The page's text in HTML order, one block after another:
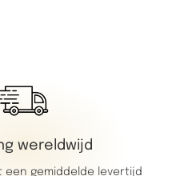
wereldwijd
een gemiddelde levertijd